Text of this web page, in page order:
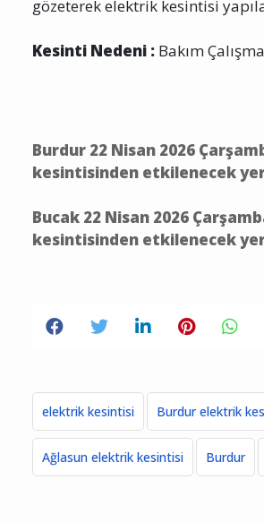
gözeterek elektrik kesintisi
Kesinti Nedeni : Bakım
Burdur 22 Nisan 2026
kesintisinden etkilenecek
Bucak 22 Nisan 2026
kesintisinden etkilenecek
elektrik kesintisi Burdur elektrik
Ağlasun elektrik kesintisi Burdur